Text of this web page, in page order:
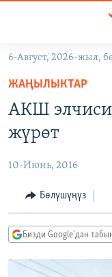
Навигацияга
өтүңүз
Издөөгө
салыңыз
ЭКОНОМИКА
МАДАНИЯТ
БОРБОР АЗИЯ
УКРАИНА
АТАЙЫН ИЛИКТӨӨ
ТВ ПРОГРАММАЛАР
ЭКСПЕРТТЕР ТАЛДАЙТ
БИЗ ЖАНА ДҮЙНӨ
ӨЗГӨЧӨ ПИКИР
6-Август, 2026-жыл,
ЖАҢЫЛЫКТАР
АКШ
жүрөт
10-Июнь, 2016
Бөлүшүңүз
Бизди Google'дан